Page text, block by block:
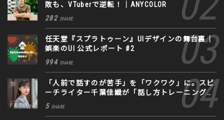
敗も、VTuberで逆転！｜ANYCOLOR
282 SHARE
任天堂『スプラトゥーン』UIデザインの舞台裏｜
娯楽のUI 公式レポート #2
994 SHARE
「人前で話すのが苦手」を「ワクワク」に。スピ
ーチライター千葉佳織が「話し方トレーニング」
に込めた思い
5 SHARE